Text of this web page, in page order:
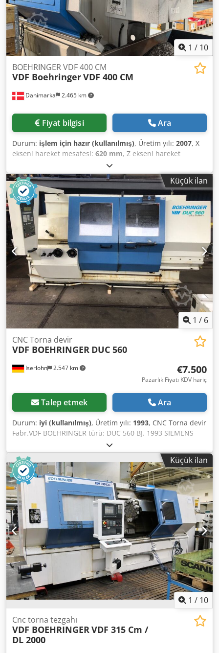
dahil.
1 / 10
Danimarka 2.465 km
BOEHRINGER VDF 400 CM
VDF BoehringerVDF 400 CM
Fiyat bilgisi Ara
Durum: işlem için hazır (kullanılmış), Üretim yılı: 2007, X
ekseni hareket mesafesi: 620 mm, Z ekseni hareket
, Çubuk çapı (maks.):
kontrolör üreticisi:SIEMENS, kontrolör modeli:840D, eksen
sayısı:3, Yatay tornalama makinesi 2007 yılında
üretilmiştir. Bu BOEHRINGER VDF 400 CM, gelişmiş çok
yönlülük için 500 mm'lik bir aynaya ve canlı bir takıma
sahiptir. Etkileyici bir X ekseni hareketi olan 620 mm ve Y
ekseni hareketi olan 2000 mm sunar. Yüksek kaliteli
tornalama yetenekleri elde etmek istiyorsanız, satılık
BOEHRINGER VDF 400 CM makinemizi göz önünde
bulundurun. Daha fazla ayrıntı için bizimle iletişime geçin.
Cedpfx Aey Enllof Dorf • Ayna çapı: 500 mm Technical
Specification Driven Tools Yes Counter Spindle No
Küçük ilan
1 / 6
Iserlohn 2.547 km
CNC Torna devir
VDF BOEHRINGER DUC 560
€7.500
Pazarlık Fiyatı KDV hariç
Talep etmek Ara
Durum: iyi (kullanılmış), Üretim yılı: 1993, CNC Torna devir
Fabr.VDF BOEHRINGER türü: DUC 560 BJ. 1993 SIEMENS
SINUMERIK 805T kontrol ile. Dönme uzunluğu: 1000 mm
Planını destek üzerinde dönme çapı: 365 mm Dönme çapı
yukarıda yatak: 570 mm İğ hızları: 3-2500U/dak spindle
motor: 19KW Crjdpfx Afod Ewaae Dof İğ geçişli: 62 mm Çapı
chuck: 315 mm Forkardt 8 poz VDI 30 kafayla taret
Aksesuar ve donanımları belgeler ile.
Küçük ilan
1 / 10
Cnc torna tezgahı
VDF BOEHRINGERVDF 315 Cm /
DL 2000